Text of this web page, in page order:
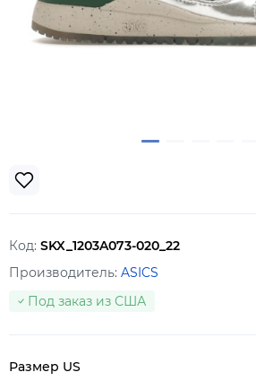
Код: SKX_1203A073-020_22
Производитель: ASICS
Под заказ из США
Размер US